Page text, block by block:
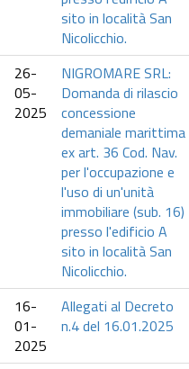
sito in località San
Nicolicchio.
26-
05-
2025
NIGROMARE SRL:
Domanda di rilascio
concessione
demaniale marittima
ex art. 36 Cod. Nav.
per l'occupazione e
l'uso di un'unità
immobiliare (sub. 16)
presso l'edificio A
sito in località San
Nicolicchio.
16-
01-
2025
Allegati al Decreto
n.4 del 16.01.2025